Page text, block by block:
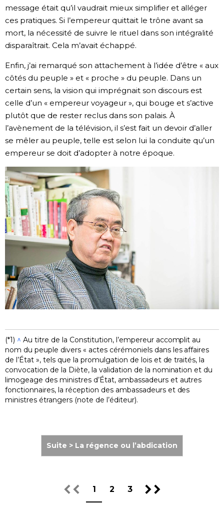
message était qu’il vaudrait mieux simplifier et alléger
ces pratiques. Si l’empereur quittait le trône avant sa
mort, la nécessité de suivre le rituel dans son intégralité
disparaîtrait. Cela m’avait échappé.
Enfin, j’ai remarqué son attachement à l’idée d’être « aux
côtés du peuple » et « proche » du peuple. Dans un
certain sens, la vision qui imprégnait son discours est
celle d’un « empereur voyageur », qui bouge et s’active
plutôt que de rester reclus dans son palais. À
l’avènement de la télévision, il s’est fait un devoir d’aller
se mêler au peuple, telle est selon lui la conduite qu’un
empereur se doit d’adopter à notre époque.
(*1) ^ Au titre de la Constitution, l’empereur accomplit au
nom du peuple divers « actes cérémoniels dans les affaires
de l’État », tels que la promulgation de lois et de traités, la
convocation de la Diète, la validation de la nomination et du
limogeage des ministres d’État, ambassadeurs et autres
fonctionnaires, la réception des ambassadeurs et des
ministres étrangers (note de l’éditeur).
Suite > La régence ou l’abdication
1 2 3